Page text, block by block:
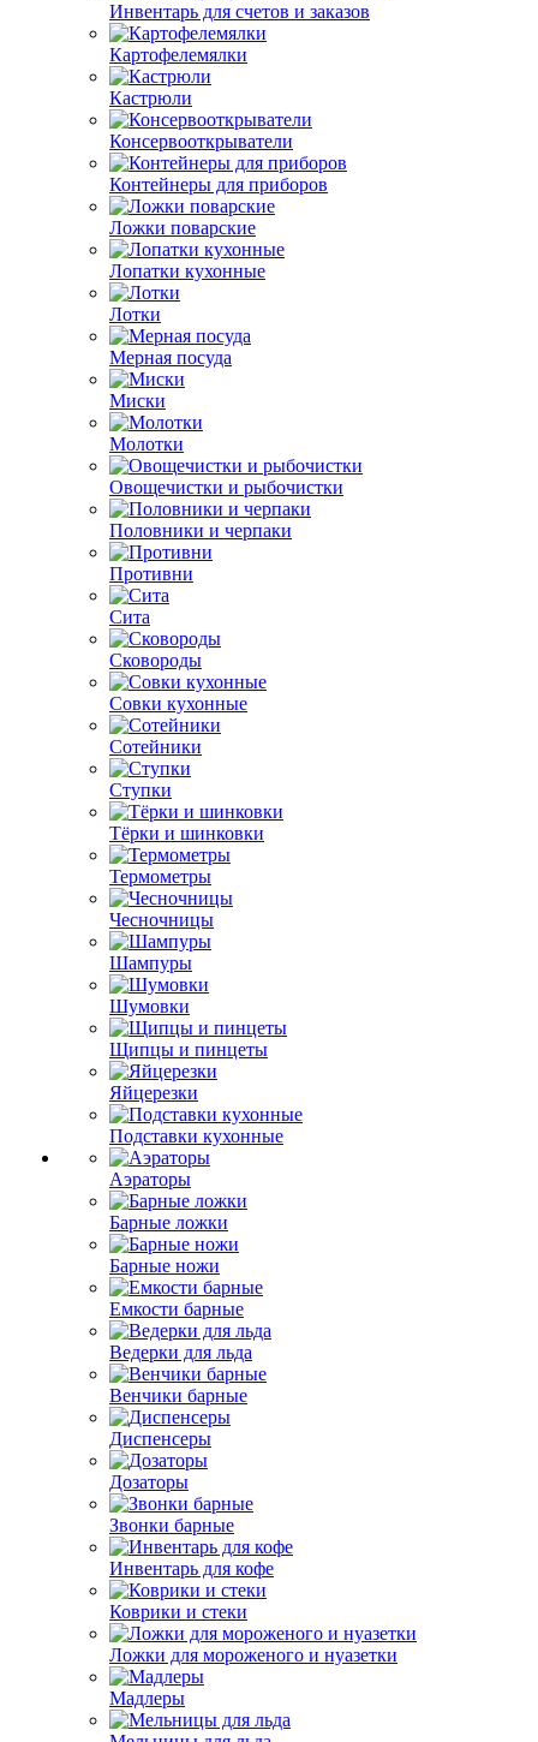
Инвентарь для счетов и заказов
Картофелемялки
Кастрюли
Консервооткрыватели
Контейнеры для приборов
Ложки поварские
Лопатки кухонные
Лотки
Мерная посуда
Миски
Молотки
Овощечистки и рыбочистки
Половники и черпаки
Противни
Сита
Сковороды
Совки кухонные
Сотейники
Ступки
Тёрки и шинковки
Термометры
Чесночницы
Шампуры
Шумовки
Щипцы и пинцеты
Яйцерезки
Подставки кухонные
Аэраторы
Барные ложки
Барные ножи
Емкости барные
Ведерки для льда
Венчики барные
Диспенсеры
Дозаторы
Звонки барные
Инвентарь для кофе
Коврики и стеки
Ложки для мороженого и нуазетки
Мадлеры